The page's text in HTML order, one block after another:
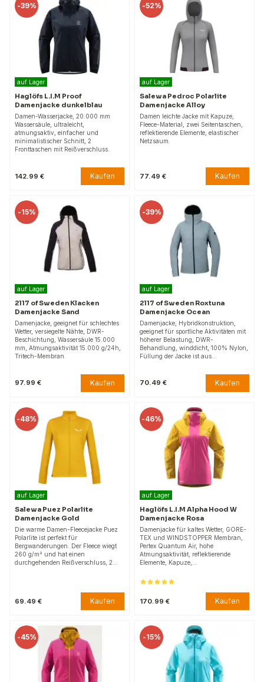
-39%
auf Lager
Haglöfs L.I.M Proof
Damenjacke dunkelblau
Damen-Wasserjacke, 20.000 mm
Wassersäule, ultraleicht,
atmungsaktiv, einfacher und
minimalistischer Schnitt, 2
Fronttaschen mit Reißverschluss.
142.99 € Kaufen
-52%
auf Lager
Salewa Pedroc Polarlite
Damenjacke Alloy
Damen leichte Jacke mit Kapuze,
Fleece-Material, zwei Seitentaschen,
reflektierende Elemente, elastischer
Netzsaum.
77.49 € Kaufen
-15%
auf Lager
2117 of Sweden Klacken
Damenjacke Sand
Damenjacke, geeignet für schlechtes
Wetter, versiegelte Nähte, DWR-
Beschichtung, Wassersäule 15.000
mm, Atmungsaktivität 15.000 g/24h,
Tritech-Membran.
97.99 € Kaufen
-39%
auf Lager
2117 of Sweden Roxtuna
Damenjacke Ocean
Damenjacke, Hybridkonstruktion,
geeignet für sportliche Aktivitäten mit
höherer Belastung, DWR-
Behandlung, winddicht, 100% Nylon,
Füllung der Jacke ist aus…
70.49 € Kaufen
-48%
auf Lager
Salewa Puez Polarlite
Damenjacke Gold
Die warme Damen-Fleecejacke Puez
Polarlite ist perfekt für
Bergwanderungen. Der Fleece wiegt
260 g/m² und hat einen
durchgehenden Reißverschluss, 2…
69.49 € Kaufen
-46%
auf Lager
Haglöfs L.I.M Alpha Hood W
Damenjacke Rosa
Damenjacke für kaltes Wetter, GORE-
TEX und WINDSTOPPER Membran,
Pertex Quantum Air, hohe
Atmungsaktivität, reflektierende
Elemente, Kapuze,…
170.99 € Kaufen
-45% -15%